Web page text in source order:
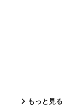
もっと見る